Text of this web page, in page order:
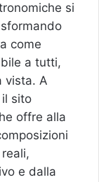
si
come
a tutti,
vista. A
sito
offre alla
e dalla